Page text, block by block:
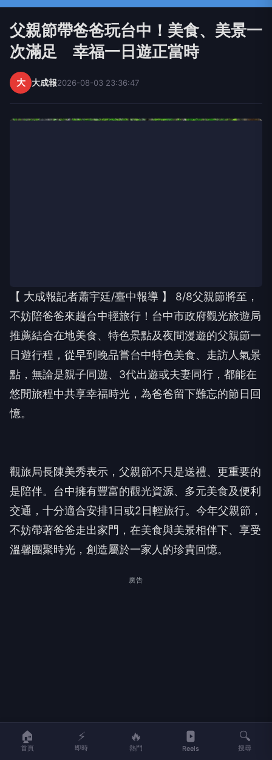
父親節帶爸爸玩台中！美食、美景一
次滿足 幸福一日遊正當時
大 大成報
不妨陪爸爸來趟台中輕旅行！台中市政府觀光旅遊局
推薦結合在地美食、特色景點及夜間漫遊的父親節一
日遊行程，從早到晚品嘗台中特色美食、走訪人氣景
點，無論是親子同遊、3代出遊或夫妻同行，都能在
悠閒旅程中共享幸福時光，為爸爸留下難忘的節日回
憶。
是陪伴。台中擁有豐富的觀光資源、多元美食及便利
交通，十分適合安排1日或2日輕旅行。今年父親節，
不妨帶著爸爸走出家門，在美食與美景相伴下、享受
溫馨團聚時光，創造屬於一家人的珍貴回憶。
🏠
首頁
⚡
即時
🔥
熱門 Reels
🔍
搜尋